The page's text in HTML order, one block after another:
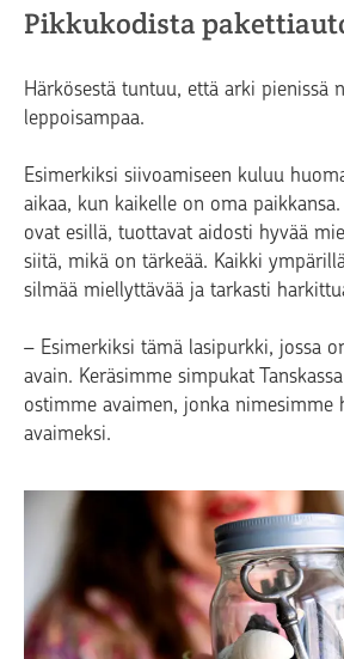
Pikkukodista
Härkösestä tuntuu, että arki pienissä
leppoisampaa.
Esimerkiksi siivoamiseen kuluu
aikaa, kun kaikelle on oma
ovat esillä, tuottavat aidosti hyvää
siitä, mikä on tärkeää. Kaikki
silmää miellyttävää ja tarkasti
– Esimerkiksi tämä lasipurkki, jossa
avain. Keräsimme simpukat
ostimme avaimen, jonka nimesimme
avaimeksi.